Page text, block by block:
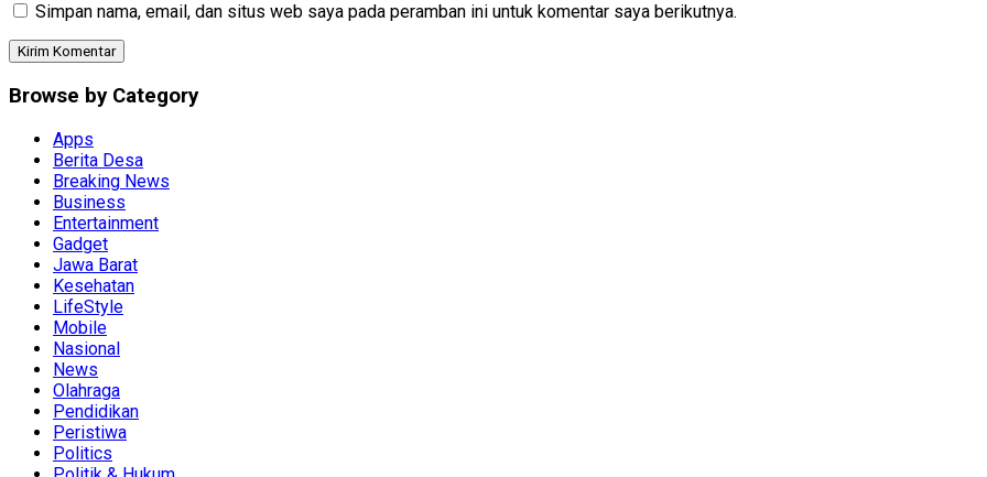
Simpan nama, email, dan situs web saya pada peramban ini untuk komentar saya berikutnya.
Browse by Category
Apps
Berita Desa
Breaking News
Business
Entertainment
Gadget
Jawa Barat
Kesehatan
LifeStyle
Mobile
Nasional
News
Olahraga
Pendidikan
Peristiwa
Politics